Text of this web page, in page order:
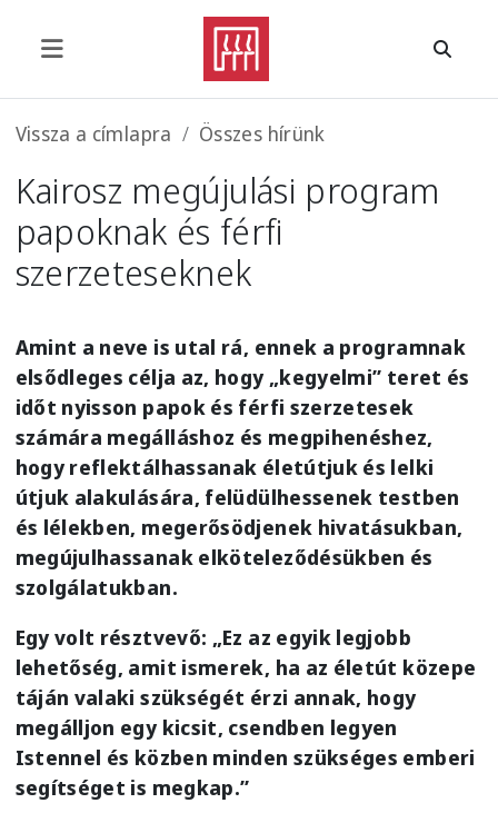
Morzsa
Vissza a címlapra Összes hírünk
Kairosz megújulási program
papoknak és férfi
szerzeteseknek
Amint a neve is utal rá, ennek a programnak
elsődleges célja az, hogy „kegyelmi” teret és
időt nyisson papok és férfi szerzetesek
számára megálláshoz és megpihenéshez,
hogy reflektálhassanak életútjuk és lelki
útjuk alakulására, felüdülhessenek testben
és lélekben, megerősödjenek hivatásukban,
megújulhassanak elköteleződésükben és
szolgálatukban.
Egy volt résztvevő: „Ez az egyik legjobb
lehetőség, amit ismerek, ha az életút közepe
táján valaki szükségét érzi annak, hogy
megálljon egy kicsit, csendben legyen
Istennel és közben minden szükséges emberi
segítséget is megkap.”